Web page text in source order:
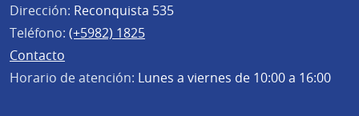
Dirección: Reconquista 535
Teléfono: (+5982) 1825
Contacto
Horario de atención: Lunes a viernes de 10:00 a 16:00